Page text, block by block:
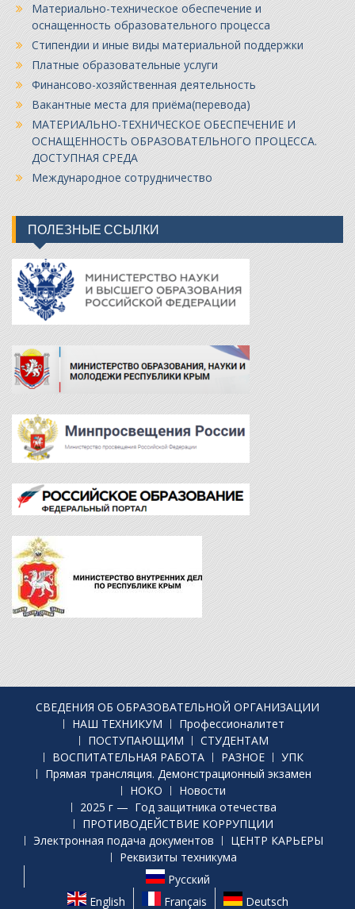
Материально-техническое обеспечение и
оснащенность образовательного процесса
Стипендии и иные виды материальной поддержки
Платные образовательные услуги
Финансово-хозяйственная деятельность
Вакантные места для приёма(перевода)
МАТЕРИАЛЬНО-ТЕХНИЧЕСКОЕ ОБЕСПЕЧЕНИЕ И
ОСНАЩЕННОСТЬ ОБРАЗОВАТЕЛЬНОГО ПРОЦЕССА.
ДОСТУПНАЯ СРЕДА
Международное сотрудничество
ПОЛЕЗНЫЕ ССЫЛКИ
СВЕДЕНИЯ ОБ ОБРАЗОВАТЕЛЬНОЙ ОРГАНИЗАЦИИ
НАШ ТЕХНИКУМ
Профессионалитет
ПОСТУПАЮЩИМ
СТУДЕНТАМ
ВОСПИТАТЕЛЬНАЯ РАБОТА
РАЗНОЕ
УПК
Прямая трансляция. Демонстрационный экзамен
НОКО
Новости
2025 г — Год защитника отечества
ПРОТИВОДЕЙСТВИЕ КОРРУПЦИИ
Электронная подача документов
ЦЕНТР КАРЬЕРЫ
Реквизиты техникума
Русский
English
Français Deutsch